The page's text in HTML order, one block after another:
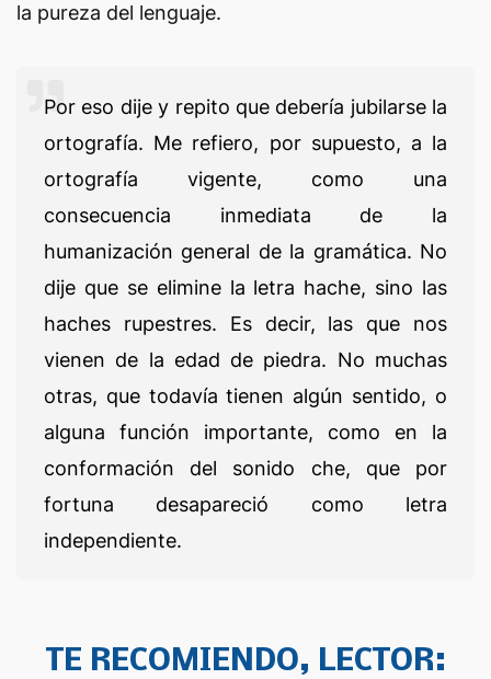
la pureza del lenguaje.
Por eso dije y repito que debería jubilarse la
ortografía. Me refiero, por supuesto, a la
ortografía vigente, como una
consecuencia inmediata de la
humanización general de la gramática. No
dije que se elimine la letra hache, sino las
haches rupestres. Es decir, las que nos
vienen de la edad de piedra. No muchas
otras, que todavía tienen algún sentido, o
alguna función importante, como en la
conformación del sonido che, que por
fortuna desapareció como letra
independiente.
TE RECOMIENDO, LECTOR: